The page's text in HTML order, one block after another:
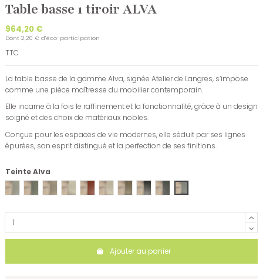
Table basse 1 tiroir ALVA
964,20 €
Dont 2,20 € d'éco-participation
TTC
La table basse de la gamme Alva, signée Atelier de Langres, s’impose
comme une pièce maîtresse du mobilier contemporain.
Elle incarne à la fois le raffinement et la fonctionnalité, grâce à un design
soigné et des choix de matériaux nobles.
Conçue pour les espaces de vie modernes, elle séduit par ses lignes
épurées, son esprit distingué et la perfection de ses finitions.
Teinte Alva
PERLE /// BOISSAUGE /// BOIS
ARGILE /// BOIS
VANILLE /// BOIS
BRIQUE /// BOIS
LIN /// BOISCHANVRE /// BOIS
NOIR /// BOIS
GRANIT /// BOIS
BALTIQUE /// BOIS
Ajouter au panier